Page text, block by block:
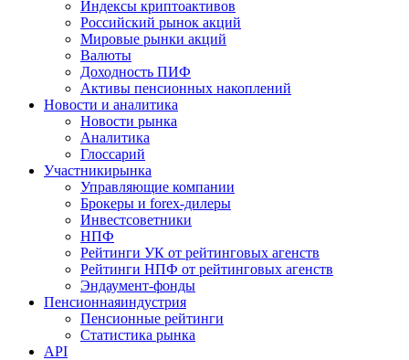
Индексы криптоактивов
Российский рынок акций
Мировые рынки акций
Валюты
Доходность ПИФ
Активы пенсионных накоплений
Новости и аналитика
Новости рынка
Аналитика
Глоссарий
Участникирынка
Управляющие компании
Брокеры и forex-дилеры
Инвестсоветники
НПФ
Рейтинги УК от рейтинговых агенств
Рейтинги НПФ от рейтинговых агенств
Эндаумент-фонды
Пенсионнаяиндустрия
Пенсионные рейтинги
Статистика рынка
API